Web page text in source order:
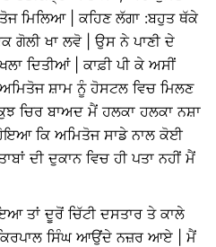
ਮਿਲਿਆ | ਕਹਿਣ ਲੱਗਾ :ਬਹੁਤ ਥੱਕੇ
ਖਾ ਲਵੋ | ਉਸ ਨੇ ਪਾਣੀ ਦੇ
ਦਿਤੀਆਂ | ਕਾਫ਼ੀ ਪੀ ਕੇ ਅਸੀਂ
ਸ਼ਾਮ ਨੂੰ ਹੋਸਟਲ ਵਿਚ ਮਿਲਣ
ਚਿਰ ਬਾਅਦ ਮੈਂ ਹਲਕਾ ਹਲਕਾ ਨਸ਼ਾ
ਕਿ ਅਮਿਤੋਜ ਸਾਡੇ ਨਾਲ ਕੋਈ
ਦੀ ਦੁਕਾਨ ਵਿਚ ਹੀ ਪਤਾ ਨਹੀਂ ਮੈਂ
ਤਾਂ ਦੂਰੋਂ ਚਿੱਟੀ ਦਸਤਾਰ ਤੇ ਕਾਲੇ
ਸਿੰਘ ਆਉਂਦੇ ਨਜ਼ਰ ਆਏ | ਮੈਂ